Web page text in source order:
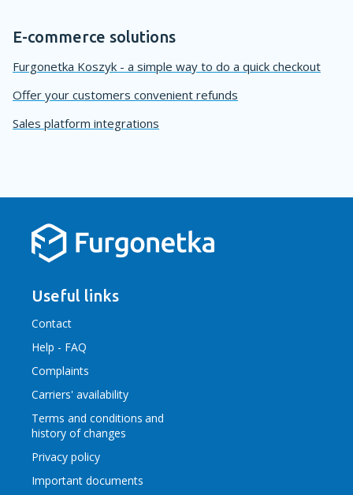
E-commerce solutions
Furgonetka Koszyk - a simple way to do a quick checkout
Offer your customers convenient refunds
Sales platform integrations
Useful links
Contact
Help - FAQ
Complaints
Carriers' availability
Terms and conditions and
history of changes
Privacy policy
Important documents